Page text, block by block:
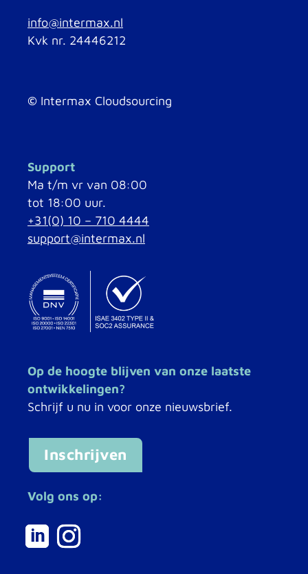
info@intermax.nl
Kvk nr. 24446212
© Intermax Cloudsourcing
Support
Ma t/m vr van 08:00
tot 18:00 uur.
+31(0) 10 – 710 4444
support@intermax.nl
Op de hoogte blijven van onze laatste
ontwikkelingen?
Schrijf u nu in voor onze nieuwsbrief.
Inschrijven
Volg ons op: